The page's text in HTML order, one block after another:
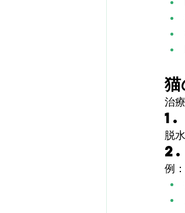
治
1.
脱
2.
例：